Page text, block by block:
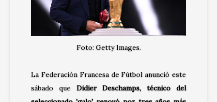
Foto: Getty Images.
La Federación Francesa de Fútbol anunció este
sábado que Didier Deschamps, técnico del